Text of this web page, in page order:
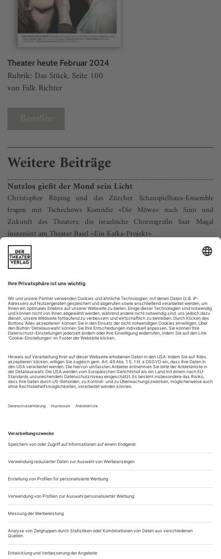
Theater heute Februar 2024
Rubrik: Das Stück, Seite 100
von Falk Richter
Bestellen
Weitere Beiträge
Nutzlos gießt der Mond sein Licht
Christopher Rüping und das Zürcher Schauspielhaus-Ensemble
fragen mit Tschechows Komödie «Die Möwe» nach Sinn und
Zukunft des Theaters; die israelische Choreografin Saar Magal
inszeniert am Theater Basel «Ein Kafka-Projekt»
Dieser Kostja kann einstecken. Der Nachwuchskünstler zuckt
mit keiner Wimper, wenn seine Mutter, die berühmte
Schauspielerin Arkadina, aller Welt vorführt, was für ein Baby
er doch ist. Maja Beckmann baut sich gegenüber dem einen
Kopf größeren Benjamin Lillie auf, packt sein Kinn, schiebt
seine Wangen zu sich herunter, so dass sie die Lippen zum
pausbäckigen...
Zum Tod von Regine Lutz, der Brecht und sein Berliner Ensemble
viel zu verdanken haben
Dass Brecht sich 1947/48 in Zürich für die junge
Schauspielerin Regine Lutz interessierte, die ihm als seltsam
Die aus Basel stammende Elevin hätte viel lieber die
lasterhaftere der beiden Töchter Wassas gespielt und hatte
deshalb in die vom Regisseur...
Festival der ganzen Stadt
Mit der Berufung von Tricia Tuttle könnte die Berlinale offener,
diverser, vielleicht auch beliebiger werden
Die Überraschung ist Claudia Roth und ihrer
Auswahlkommission für die neue Berlinale-Leitung schon mal
gelungen: Tricia Tuttle hatte buchstäblich niemand auf dem